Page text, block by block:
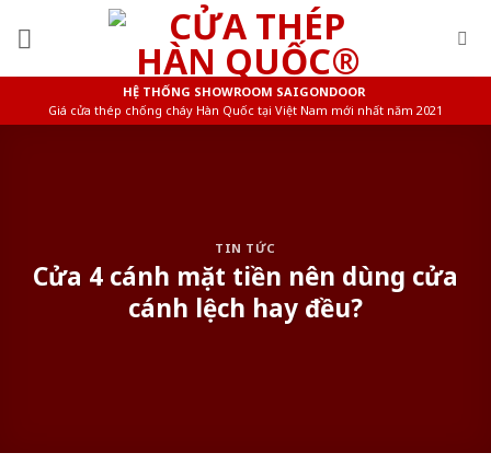
HỆ THỐNG SHOWROOM SAIGONDOOR
Giá cửa thép chống cháy Hàn Quốc tại Việt Nam mới nhất năm 2021
TIN TỨC
Cửa 4 cánh mặt tiền nên dùng cửa
cánh lệch hay đều?